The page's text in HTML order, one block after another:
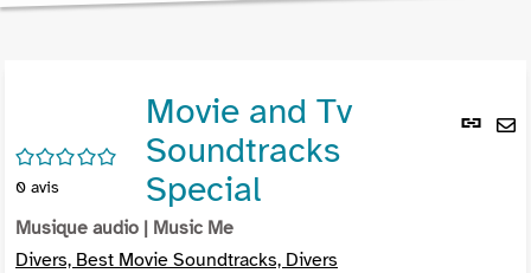
Lien
/5
0 avis
Movie and Tv
Soundtracks
Special
Musique audio | Music Me
Divers, Best Movie Soundtracks, Divers